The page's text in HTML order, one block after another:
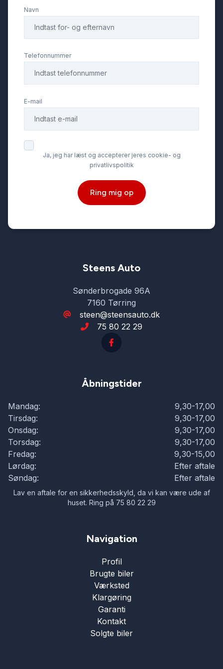
Varme i rattet
Navn
Telefonnummer
E-mail
Ja, jeg har læst og accepterer jeres cookie- og
privatlivspolitik
Ring mig op
Steens Auto
Sønderbrogade 96A
7160 Tørring
steen@steensauto.dk
75 80 22 29
Åbningstider
Mandag:
9,30-17,00
Tirsdag:
9,30-17,00
Onsdag:
9,30-17,00
Torsdag:
9,30-17,00
Fredag:
9,30-15,00
Lørdag:
Efter aftale
Søndag:
Efter aftale
Lav en aftale for en sikkerhedsskyld, da vi kan være ude af
huset. Ring på 75 80 22 29
Navigation
Profil
Brugte biler
Værksted
Klargøring
Garanti
Kontakt
Solgte biler